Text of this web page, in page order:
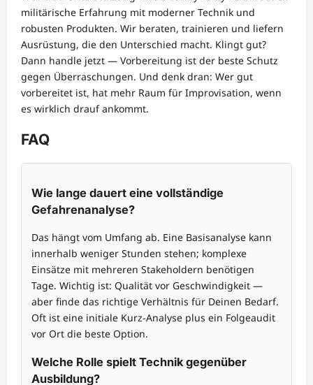
militärische Erfahrung mit moderner Technik und
robusten Produkten. Wir beraten, trainieren und liefern
Ausrüstung, die den Unterschied macht. Klingt gut?
Dann handle jetzt — Vorbereitung ist der beste Schutz
gegen Überraschungen. Und denk dran: Wer gut
vorbereitet ist, hat mehr Raum für Improvisation, wenn
es wirklich drauf ankommt.
FAQ
Wie lange dauert eine vollständige
Gefahrenanalyse?
Das hängt vom Umfang ab. Eine Basisanalyse kann
innerhalb weniger Stunden stehen; komplexe
Einsätze mit mehreren Stakeholdern benötigen
Tage. Wichtig ist: Qualität vor Geschwindigkeit —
aber finde das richtige Verhältnis für Deinen Bedarf.
Oft ist eine initiale Kurz-Analyse plus ein Folgeaudit
vor Ort die beste Option.
Welche Rolle spielt Technik gegenüber
Ausbildung?